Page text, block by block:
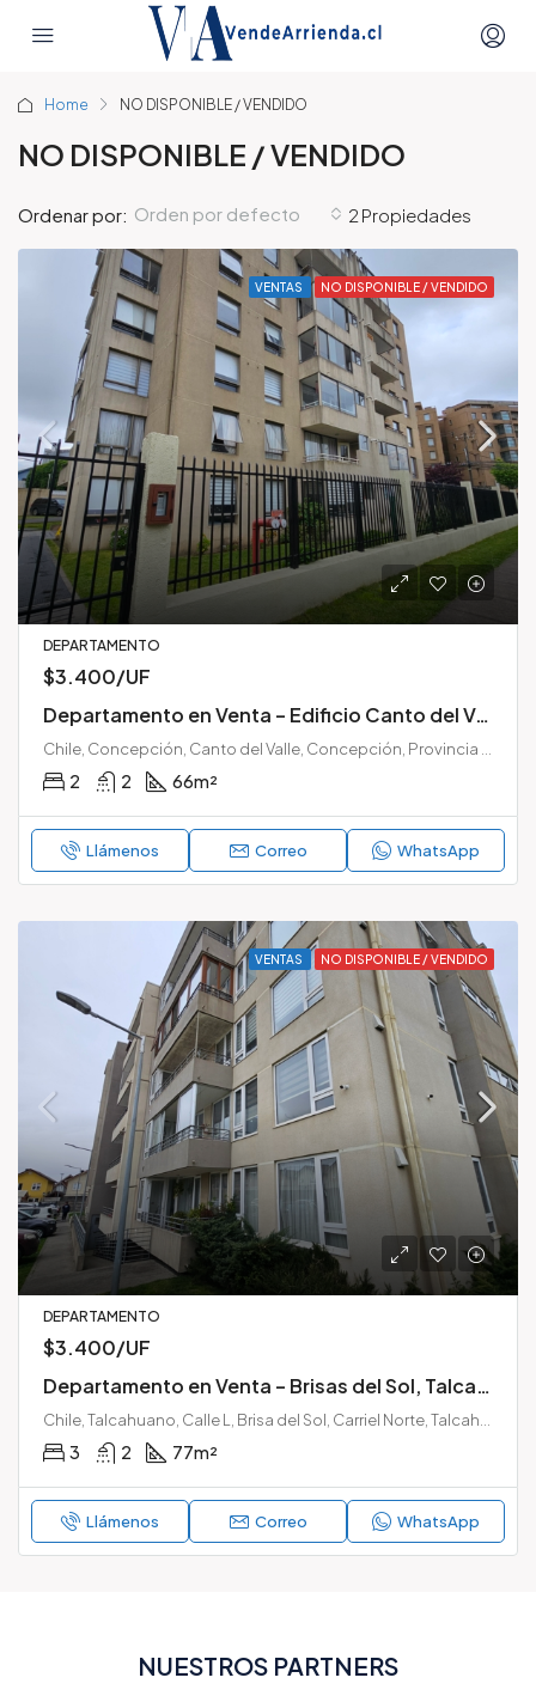
Home NO DISPONIBLE / VENDIDO
NO DISPONIBLE / VENDIDO
2 Propiedades
Ordenar por: Orden por defecto
VENTAS NO DISPONIBLE / VENDIDO
DEPARTAMENTO
$3.400/UF
Departamento en Venta – Edificio Canto del Valle, Lomas de San Sebastián, Concepción
2 2 66m²
Llámenos Correo WhatsApp
VENTAS NO DISPONIBLE / VENDIDO
DEPARTAMENTO
$3.400/UF
Departamento en Venta – Brisas del Sol, Talcahuano
3 2 77m²
Llámenos Correo WhatsApp
NUESTROS PARTNERS